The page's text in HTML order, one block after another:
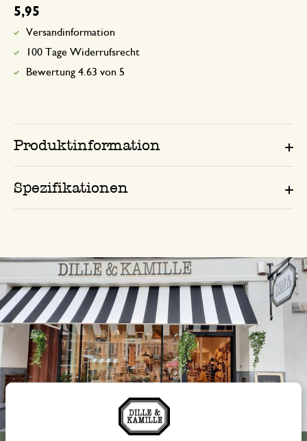
5,95
Versandinformation
100 Tage Widerrufsrecht
Bewertung 4.63 von 5
Produktinformation
Spezifikationen
Immer in der Nähe